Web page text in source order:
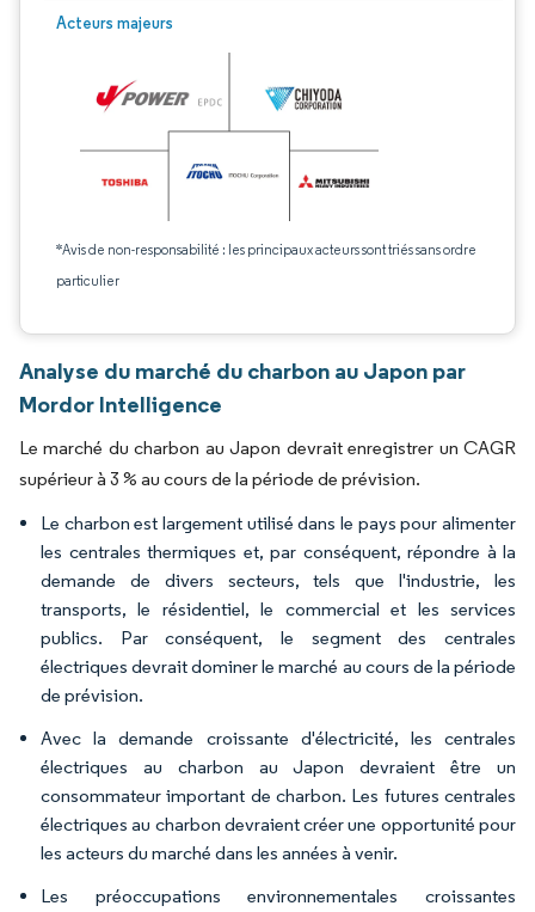
Acteurs majeurs
*Avis de non-responsabilité : les principaux acteurs sont triés sans ordre
particulier
Analyse du marché du charbon au Japon par
Mordor Intelligence
Le marché du charbon au Japon devrait enregistrer un CAGR
supérieur à 3 % au cours de la période de prévision.
Le charbon est largement utilisé dans le pays pour alimenter
les centrales thermiques et, par conséquent, répondre à la
demande de divers secteurs, tels que l'industrie, les
transports, le résidentiel, le commercial et les services
publics. Par conséquent, le segment des centrales
électriques devrait dominer le marché au cours de la période
de prévision.
Avec la demande croissante d'électricité, les centrales
électriques au charbon au Japon devraient être un
consommateur important de charbon. Les futures centrales
électriques au charbon devraient créer une opportunité pour
les acteurs du marché dans les années à venir.
Les préoccupations environnementales croissantes